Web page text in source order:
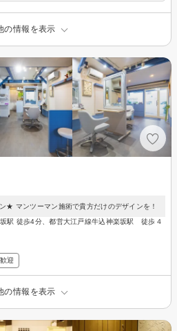
の情報を表示
★ マンツーマン施術で貴方だけのデザインを！
駅 徒歩4分、都営大江戸線牛込神楽坂駅 徒歩４
迎
の情報を表示